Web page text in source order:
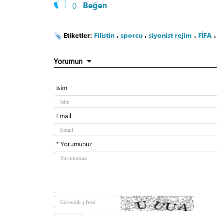
0 Beğen
Etiketler: Filistin ، sporcu ، siyonist rejim ، FİFA ،
Yorumun
İsim
Email
* Yorumunuz